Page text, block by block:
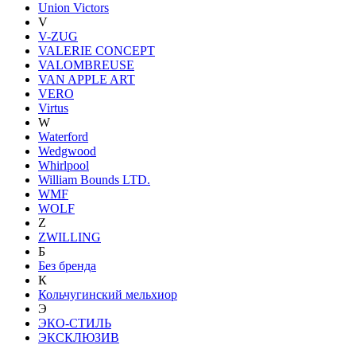
Union Victors
V
V-ZUG
VALERIE CONCEPT
VALOMBREUSE
VAN APPLE ART
VERO
Virtus
W
Waterford
Wedgwood
Whirlpool
William Bounds LTD.
WMF
WOLF
Z
ZWILLING
Б
Без бренда
К
Кольчугинский мельхиор
Э
ЭКО-СТИЛЬ
ЭКСКЛЮЗИВ